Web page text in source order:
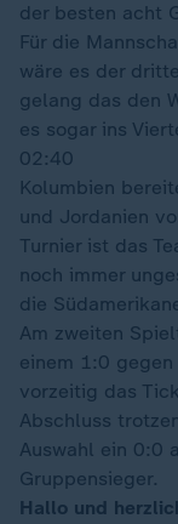
der besten acht
Für die
wäre es der
gelang das den
es sogar ins
02:40
Kolumbien
und Jordanien
Turnier ist das
noch immer
die
Am zweiten
einem 1:0
vorzeitig das
Abschluss
Auswahl ein 0:0
Gruppensieger.
Hallo und